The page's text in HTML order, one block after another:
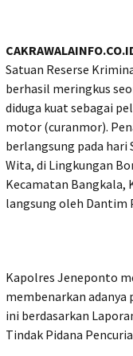
Satuan Reserse
berhasil meringkus
diduga kuat sebagai
motor (curanmor).
berlangsung pada hari
Wita, di Lingkungan
Kecamatan Bangkala,
langsung oleh Dantim
Kapolres Jeneponto
membenarkan adanya
ini berdasarkan
Tindak Pidana